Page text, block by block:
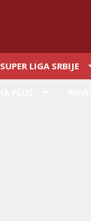
SUPER LIGA SRBIJE